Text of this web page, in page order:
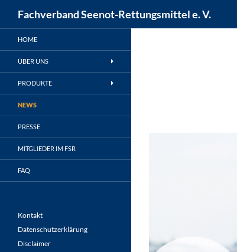
Inhalt
springen
Fachverband Seenot-Rettungsmittel e. V.
HOME
ÜBER UNS
PRODUKTE
NEWS
PRESSE
MITGLIEDER IM FSR
FAQ
Kontakt
Datenschutzerklärung
Disclaimer